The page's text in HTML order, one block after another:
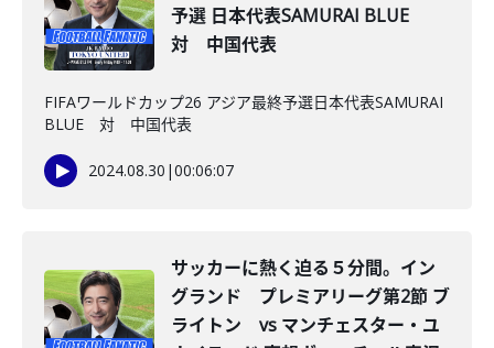
予選 日本代表SAMURAI BLUE
対 中国代表
FIFAワールドカップ26 アジア最終予選日本代表SAMURAI
BLUE 対 中国代表
2024.08.30 |00:06:07
サッカーに熱く迫る５分間。イン
グランド プレミアリーグ第2節 ブ
ライトン vs マンチェスター・ユ